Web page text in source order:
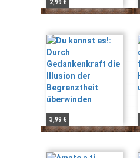
2,99 €
3,99 €